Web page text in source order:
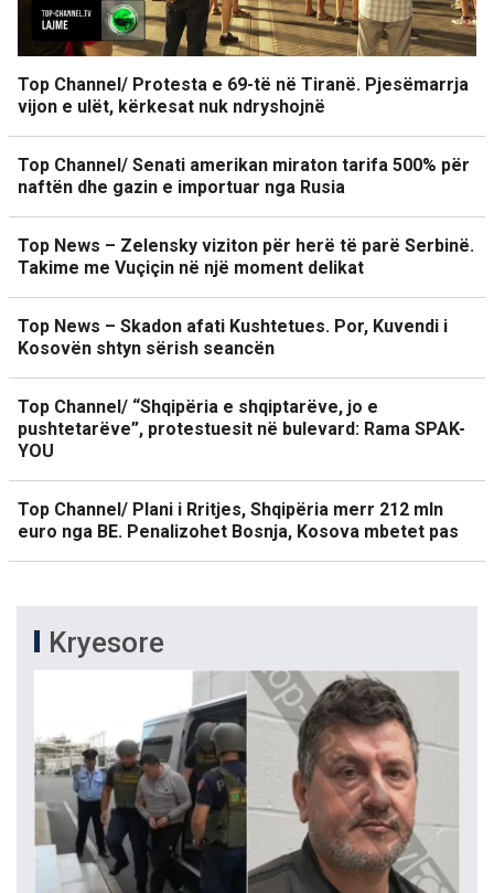
Top Channel/ Protesta e 69-të në Tiranë. Pjesëmarrja
vijon e ulët, kërkesat nuk ndryshojnë
Top Channel/ Senati amerikan miraton tarifa 500% për
naftën dhe gazin e importuar nga Rusia
Top News – Zelensky viziton për herë të parë Serbinë.
Takime me Vuçiçin në një moment delikat
Top News – Skadon afati Kushtetues. Por, Kuvendi i
Kosovën shtyn sërish seancën
Top Channel/ “Shqipëria e shqiptarëve, jo e
pushtetarëve”, protestuesit në bulevard: Rama SPAK-
YOU
Top Channel/ Plani i Rritjes, Shqipëria merr 212 mln
euro nga BE. Penalizohet Bosnja, Kosova mbetet pas
Kryesore